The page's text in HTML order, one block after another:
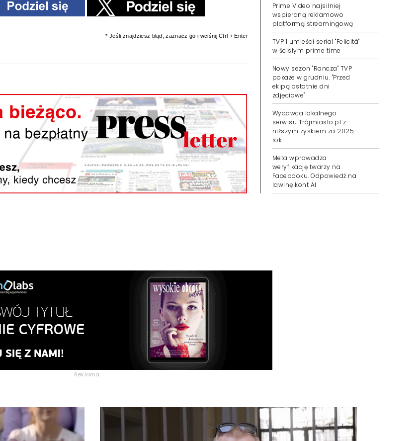
* Jeśli znajdziesz błąd, zaznacz go i wciśnij Ctrl + Enter
Prime Video najsilniej
wspieraną reklamowo
platformą streamingową
TVP 1 umieści serial "Felicità"
w ścisłym prime time
Nowy sezon "Rancza" TVP
pokaże w grudniu. "Przed
ekipą ostatnie dni
zdjęciowe"
Wydawca lokalnego
serwisu Trójmiasto.pl z
niższym zyskiem za 2025
rok
Meta wprowadza
weryfikację twarzy na
Facebooku. Odpowiedź na
lawinę kont AI
Reklama